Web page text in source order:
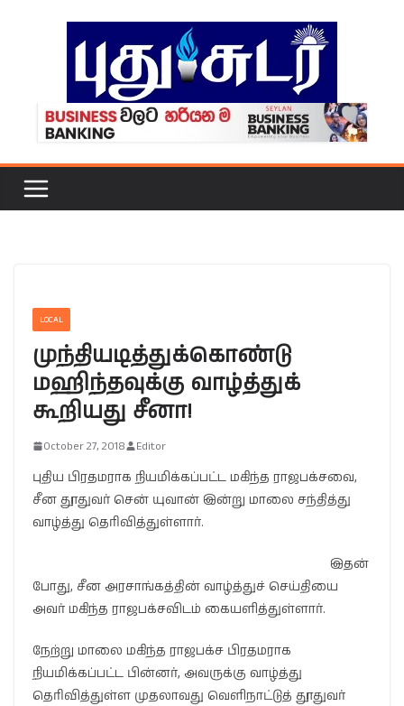
LOCAL
முந்தியடித்துக்கொண்டு
மஹிந்தவுக்கு வாழ்த்துக்
கூறியது சீனா!
October 27, 2018 Editor
புதிய பிரதமராக நியமிக்கப்பட்ட மகிந்த ராஜபக்சவை,
சீன தூதுவர் சென் யுவான் இன்று மாலை சந்தித்து
வாழ்த்து தெரிவித்துள்ளார்.
இதன்
போது, சீன அரசாங்கத்தின் வாழ்த்துச் செய்தியை
அவர் மகிந்த ராஜபக்சவிடம் கையளித்துள்ளார்.
நேற்று மாலை மகிந்த ராஜபக்ச பிரதமராக
நியமிக்கப்பட்ட பின்னர், அவருக்கு வாழ்த்து
தெரிவித்துள்ள முதலாவது வெளிநாட்டுத் தூதுவர்